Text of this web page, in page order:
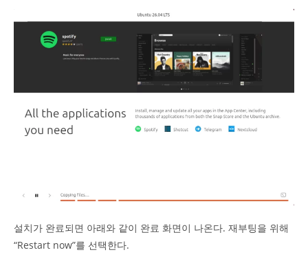
설치가 완료되면 아래와 같이 완료 화면이 나온다. 재부팅을 위해
“Restart now”를 선택한다.